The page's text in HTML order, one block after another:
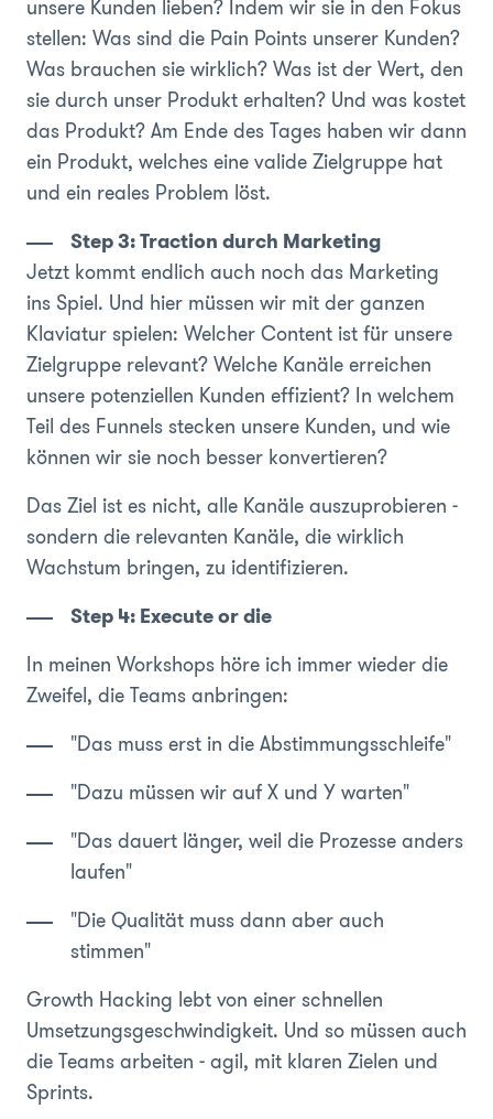
unsere Kunden lieben? Indem wir sie in den Fokus
stellen: Was sind die Pain Points unserer Kunden?
Was brauchen sie wirklich? Was ist der Wert, den
sie durch unser Produkt erhalten? Und was kostet
das Produkt? Am Ende des Tages haben wir dann
ein Produkt, welches eine valide Zielgruppe hat
und ein reales Problem löst.
Step 3: Traction durch Marketing
Jetzt kommt endlich auch noch das Marketing
ins Spiel. Und hier müssen wir mit der ganzen
Klaviatur spielen: Welcher Content ist für unsere
Zielgruppe relevant? Welche Kanäle erreichen
unsere potenziellen Kunden effizient? In welchem
Teil des Funnels stecken unsere Kunden, und wie
können wir sie noch besser konvertieren?
Das Ziel ist es nicht, alle Kanäle auszuprobieren -
sondern die relevanten Kanäle, die wirklich
Wachstum bringen, zu identifizieren.
Step 4: Execute or die
In meinen Workshops höre ich immer wieder die
Zweifel, die Teams anbringen:
"Das muss erst in die Abstimmungsschleife"
"Dazu müssen wir auf X und Y warten"
"Das dauert länger, weil die Prozesse anders
laufen"
"Die Qualität muss dann aber auch
stimmen"
Growth Hacking lebt von einer schnellen
Umsetzungsgeschwindigkeit. Und so müssen auch
die Teams arbeiten - agil, mit klaren Zielen und
Sprints.